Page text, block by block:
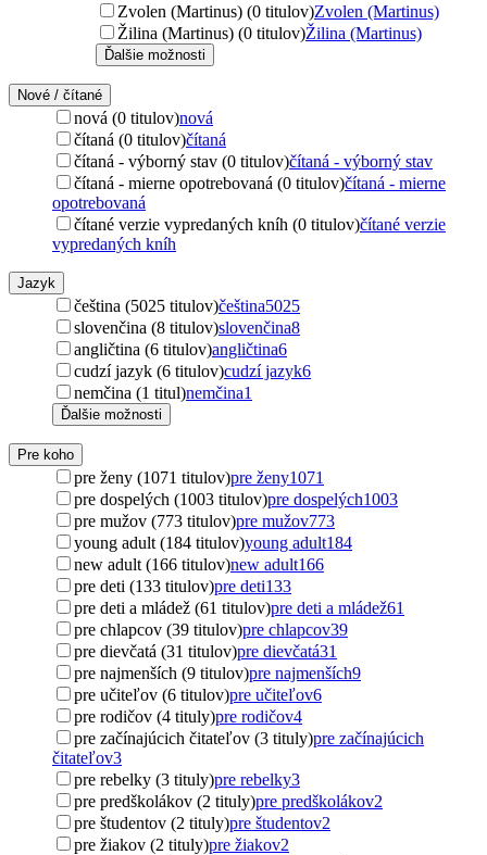
Zvolen (Martinus) (0 titulov)Zvolen (Martinus)
Žilina (Martinus) (0 titulov)Žilina (Martinus)
Ďalšie možnosti
Nové / čítané
nová (0 titulov)nová
čítaná (0 titulov)čítaná
čítaná - výborný stav (0 titulov)čítaná - výborný stav
čítaná - mierne opotrebovaná (0 titulov)čítaná - mierne
opotrebovaná
čítané verzie vypredaných kníh (0 titulov)čítané verzie
vypredaných kníh
Jazyk
čeština (5025 titulov)čeština5025
slovenčina (8 titulov)slovenčina8
angličtina (6 titulov)angličtina6
cudzí jazyk (6 titulov)cudzí jazyk6
nemčina (1 titul)nemčina1
Ďalšie možnosti
Pre koho
pre ženy (1071 titulov)pre ženy1071
pre dospelých (1003 titulov)pre dospelých1003
pre mužov (773 titulov)pre mužov773
young adult (184 titulov)young adult184
new adult (166 titulov)new adult166
pre deti (133 titulov)pre deti133
pre deti a mládež (61 titulov)pre deti a mládež61
pre chlapcov (39 titulov)pre chlapcov39
pre dievčatá (31 titulov)pre dievčatá31
pre najmenších (9 titulov)pre najmenších9
pre učiteľov (6 titulov)pre učiteľov6
pre rodičov (4 tituly)pre rodičov4
pre začínajúcich čitateľov (3 tituly)pre začínajúcich
čitateľov3
pre rebelky (3 tituly)pre rebelky3
pre predškolákov (2 tituly)pre predškolákov2
pre študentov (2 tituly)pre študentov2
pre žiakov (2 tituly)pre žiakov2